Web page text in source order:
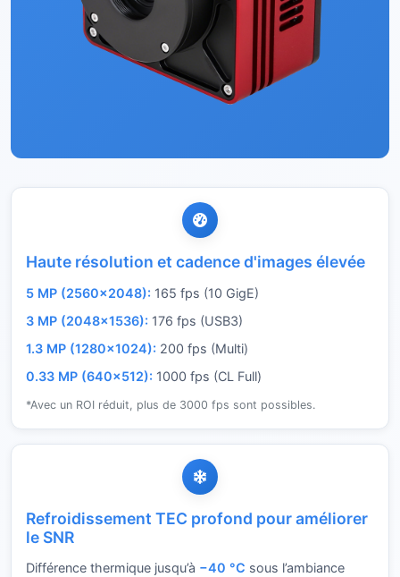
Haute résolution et cadence d'images élevée
5 MP (2560×2048): 165 fps (10 GigE)
3 MP (2048×1536): 176 fps (USB3)
1.3 MP (1280×1024): 200 fps (Multi)
0.33 MP (640×512): 1000 fps (CL Full)
*Avec un ROI réduit, plus de 3000 fps sont possibles.
Refroidissement TEC profond pour améliorer
le SNR
Différence thermique jusqu’à −40 °C sous l’ambiance